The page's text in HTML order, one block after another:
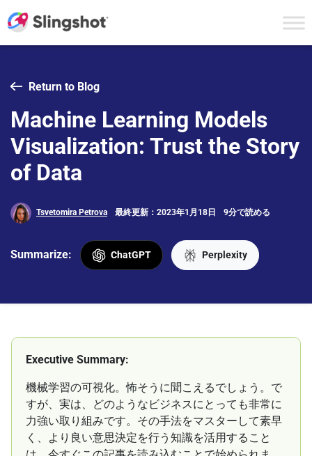
Return to Blog
Machine Learning Models
Visualization: Trust the Story
of Data
Tsvetomira Petrova 最終更新：2023年1月18日 9分で読める
Summarize: ChatGPT Perplexity
Executive Summary:
機械学習の可視化。怖そうに聞こえるでしょう。で
すが、実は、どのようなビジネスにとっても非常に
力強い取り組みです。その手法をマスターして素早
く、より良い意思決定を行う知識を活用すること